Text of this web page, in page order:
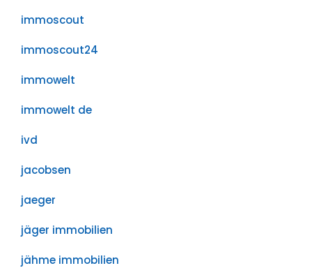
immoscout
immoscout24
immowelt
immowelt de
ivd
jacobsen
jaeger
jäger immobilien
jähme immobilien